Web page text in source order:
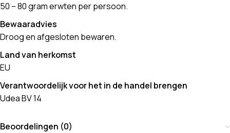
50 – 80 gram erwten per persoon.
Bewaaradvies
Droog en afgesloten bewaren.
Land van herkomst
EU
Verantwoordelijk voor het in de handel brengen
Udea BV 14
Beoordelingen (0)